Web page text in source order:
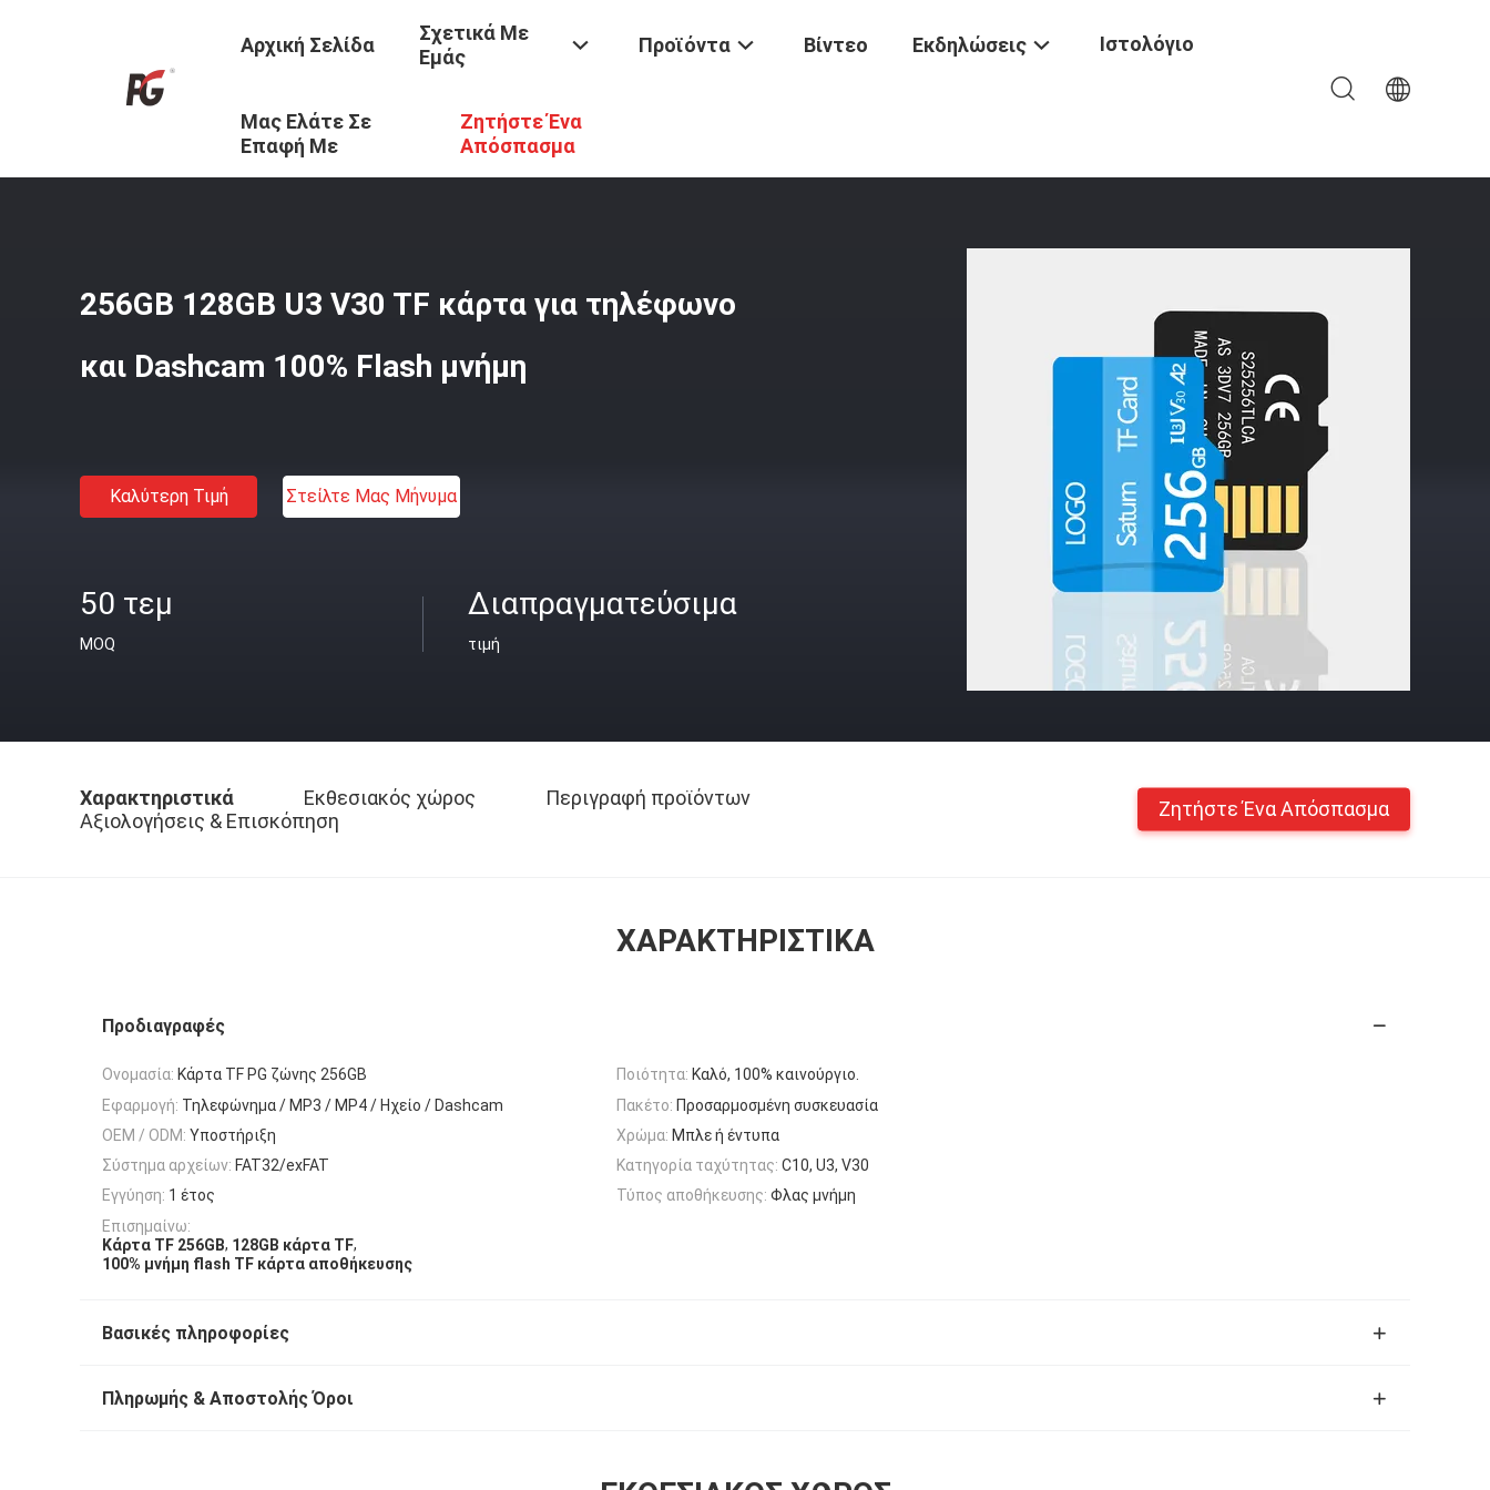
Αρχική Σελίδα
Σχετικά Με
Εμάς
Προϊόντα Βίντεο Εκδηλώσεις Ιστολόγιο
Μας Ελάτε Σε
Επαφή Με
Ζητήστε Ένα
Απόσπασμα
Προϊόντα / Κάρτα Μνήμης TF 256GB 128GB U3 V30 TF Κάρτα Για Τηλέφωνο Και Dashcam 100% Flash Μνήμη
256GB 128GB U3 V30 TF κάρτα για τηλέφωνο
και Dashcam 100% Flash μνήμη
Καλύτερη Τιμή Στείλτε Μας Μήνυμα
50 τεμ
MOQ
Διαπραγματεύσιμα
τιμή
Χαρακτηριστικά Εκθεσιακός χώρος
Περιγραφή προϊόντων
Αξιολογήσεις & Επισκόπηση
Ζητήστε Ένα Απόσπασμα
ΧΑΡΑΚΤΗΡΙΣΤΙΚΆ
Προδιαγραφές
Ονομασία: Κάρτα TF PG ζώνης 256GB Ποιότητα: Καλό, 100% καινούργιο.
Εφαρμογή: Τηλεφώνημα / MP3 / MP4 / Ηχείο / Dashcam Πακέτο: Προσαρμοσμένη συσκευασία
OEM / ODM: Υποστήριξη Χρώμα: Μπλε ή έντυπα
Σύστημα αρχείων: FAT32/exFAT Κατηγορία ταχύτητας: C10, U3, V30
Εγγύηση: 1 έτος Τύπος αποθήκευσης: Φλας μνήμη
Επισημαίνω:
Κάρτα TF 256GB, 128GB κάρτα TF,
100% μνήμη flash TF κάρτα αποθήκευσης
Βασικές πληροφορίες
Πληρωμής & Αποστολής Όροι